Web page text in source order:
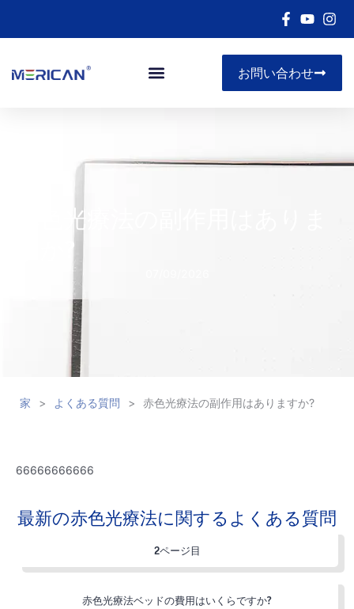
お問い合わせ
赤色光療法の副作用はありま
すか?
家 > よくある質問 > 赤色光療法の副作用はありますか?
66666666666
最新の赤色光療法に関するよくある質問
2ページ目
赤色光療法ベッドの費用はいくらですか?